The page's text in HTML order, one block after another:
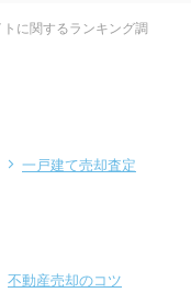
に関するランキング調
一戸建て売却査定
不動産売却のコツ